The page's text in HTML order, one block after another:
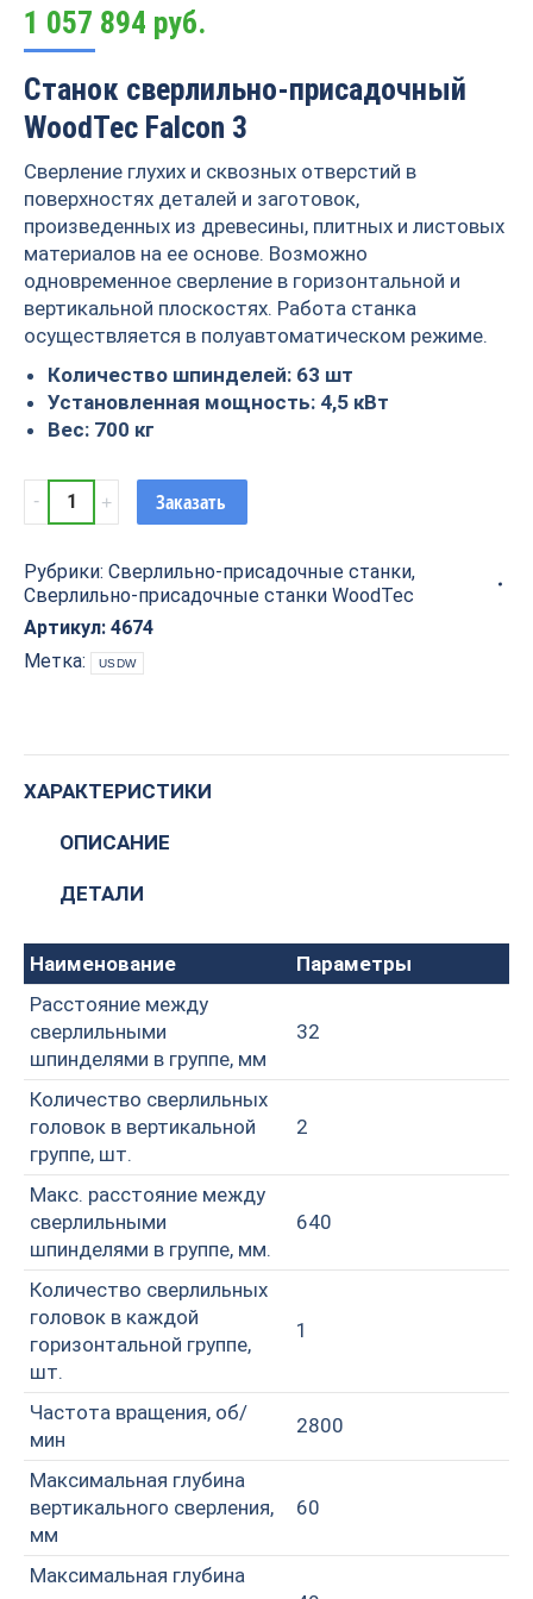
1 057 894 руб.
Станок сверлильно-присадочный
WoodTec Falcon 3
Cверление глухих и сквозных отверстий в
поверхностях деталей и заготовок,
произведенных из древесины, плитных и листовых
материалов на ее основе. Возможно
одновременное сверление в горизонтальной и
вертикальной плоскостях. Работа станка
осуществляется в полуавтоматическом режиме.
Количество шпинделей: 63 шт
Установленная мощность: 4,5 кВт
Вес: 700 кг
Станок
сверлильно-
WoodTec
Falcon
3
quantity
Заказать
Рубрики: Сверлильно-присадочные станки,
Сверлильно-присадочные станки WoodTec
Артикул: 4674
Метка:
USDW
ХАРАКТЕРИСТИКИ
ОПИСАНИЕ
ДЕТАЛИ
Наименование
Параметры
Расстояние между
сверлильными
шпинделями в группе, мм
32
Количество сверлильных
головок в вертикальной
группе, шт.
2
Макс. расстояние между
сверлильными
шпинделями в группе, мм.
640
Количество сверлильных
головок в каждой
горизонтальной группе,
шт.
1
Частота вращения, об/
мин
2800
Максимальная глубина
вертикального сверления,
мм
60
Максимальная глубина